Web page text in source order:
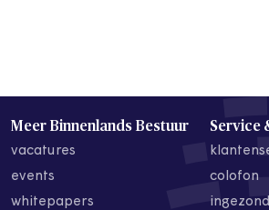
Meer Binnenlands Bestuur
vacatures
events
whitepapers
Service
colofon